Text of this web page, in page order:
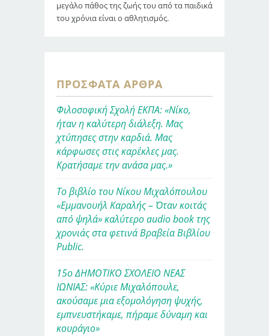
μεγάλο πάθος της ζωής του από τα παιδικά
του χρόνια είναι ο αθλητισμός.
ΠΡΌΣΦΑΤΑ ΆΡΘΡΑ
Φιλοσοφική Σχολή ΕΚΠΑ: «Νίκο,
ήταν η καλύτερη διάλεξη. Μας
χτύπησες στην καρδιά. Μας
κάρφωσες στις καρέκλες μας.
Κρατήσαμε την ανάσα μας.»
Το βιβλίο του Νίκου Μιχαλόπουλου
«Εμμανουήλ Καραλής – Όταν κοιτάς
από ψηλά» καλύτερο audio book της
χρονιάς στα φετινά Βραβεία Βιβλίου
Public.
15ο ΔΗΜΟΤΙΚΟ ΣΧΟΛΕΙΟ ΝΕΑΣ
ΙΩΝΙΑΣ: «Κύριε Μιχαλόπουλε,
ακούσαμε μια εξομολόγηση ψυχής,
εμπνευστήκαμε, πήραμε δύναμη και
κουράγιο»